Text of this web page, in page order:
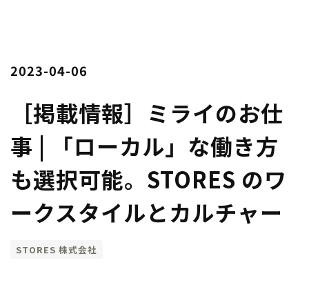
2023-04-06
［掲載情報］ミライのお仕
事 | 「ローカル」な働き方
も選択可能。STORES のワ
ークスタイルとカルチャー
STORES 株式会社